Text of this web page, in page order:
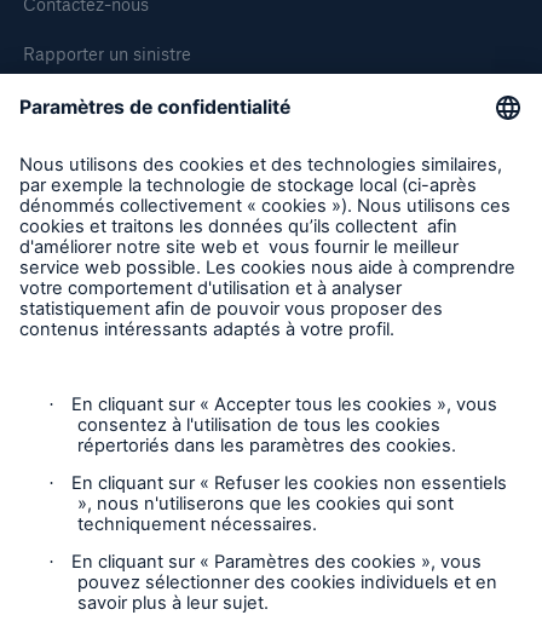
Rapporter un sinistre
Demande de soumission d'assurance - Bris des équipments
Demander une inspection
Suivre HSB Canada
Vie privée
Mentions légales
Responsable des plaintes
Paramètres des cookies